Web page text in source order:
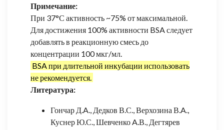
Примечание:
При 37°С активность ~75% от максимальной.
Для достижения 100% активности BSA следует
добавлять в реакционную смесь до
концентрации 100 мкг/мл.
BSA при длительной инкубации использовать
не рекомендуется.
Литература:
Гончар Д.A., Дедков В.С., Верхозина В.A.,
Куснер Ю.С., Шевченко A.В., Дегтярев